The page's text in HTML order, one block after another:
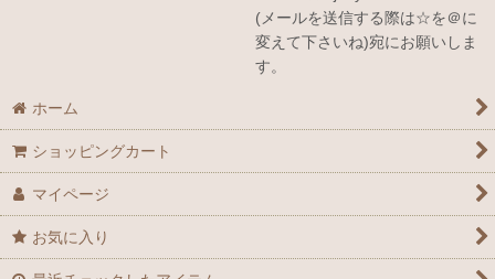
(メールを送信する際は☆を＠に
変えて下さいね)宛にお願いしま
す。
ホーム
ショッピングカート
マイページ
お気に入り